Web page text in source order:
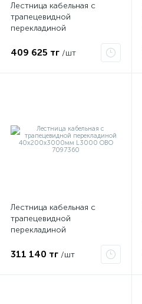
Лестница кабельная с
трапецевидной
перекладиной
OBO 7097366
409 625 тг /шт
Лестница кабельная с
трапецевидной
перекладиной
OBO 7097360
311 140 тг /шт